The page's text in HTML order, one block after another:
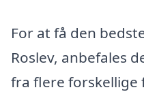
For at få den
Roslev, anbefales
fra flere forskellige